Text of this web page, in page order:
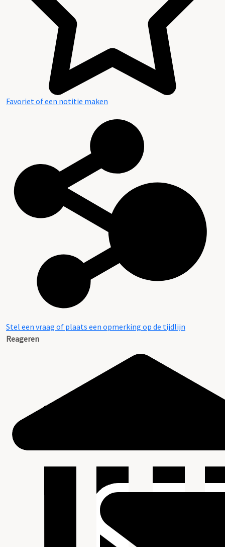
Favoriet of een notitie maken
Stel een vraag of plaats een opmerking op de tijdlijn
Reageren